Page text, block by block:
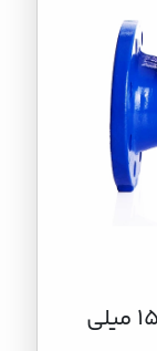
صافی F1 فشار 16 بار سایز 150 میلی